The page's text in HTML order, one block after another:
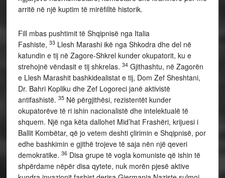
arritë në një kuptim të mirëfilltë historik.
Fill mbas pushtimit të Shqipnisë nga Italia
Fashiste, 33Llesh Marashi ikë nga Shkodra dhe del në
katundin e tij në Zagore-Shkrel kunder okupatorit, ku e
strehojnë vëndasit e tij shkrelas. 34Gjithashtu, në Zagorën
e Llesh Marashit bashkidealistat e tij, Dom Zef Sheshtani,
Dr. Bahri Kopliku dhe Zef Logoreci janë aktivistë
antifashistë. 35Në përgjithësi, rezistentët kunder
okupatorëve të ri ishin nacionalistë dhe intelektualë të
shquem. Një nga këta dallohet Mid’hat Frashëri, krijuesi i
Ballit Kombëtar, që jo vetem deshti çlirimin e Shqipnisë, por
edhe bashkimin e gjithë trojeve të saja nën një qeveri
demokratike. 36Disa grupe të vogla komuniste që ishin të
shpërdame nëpër disa qytete, nuk morën pjesë aktive